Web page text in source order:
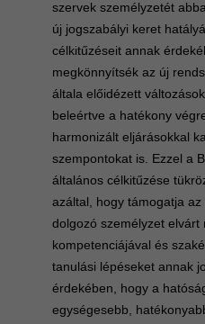
szervek személyzetét
új jogszabályi keret
célkitűzéseit annak
megkönnyítsék az új
általa előidézett
beleértve a hatékony
harmonizált eljárásokkal
szempontokat is. Ezzel a
általános célkitűzése
azáltal, hogy támogatja
dolgozó személyzet elvárt
kompetenciájával és
tanulási lépéseket annak
érdekében, hogy a
egységesebb,